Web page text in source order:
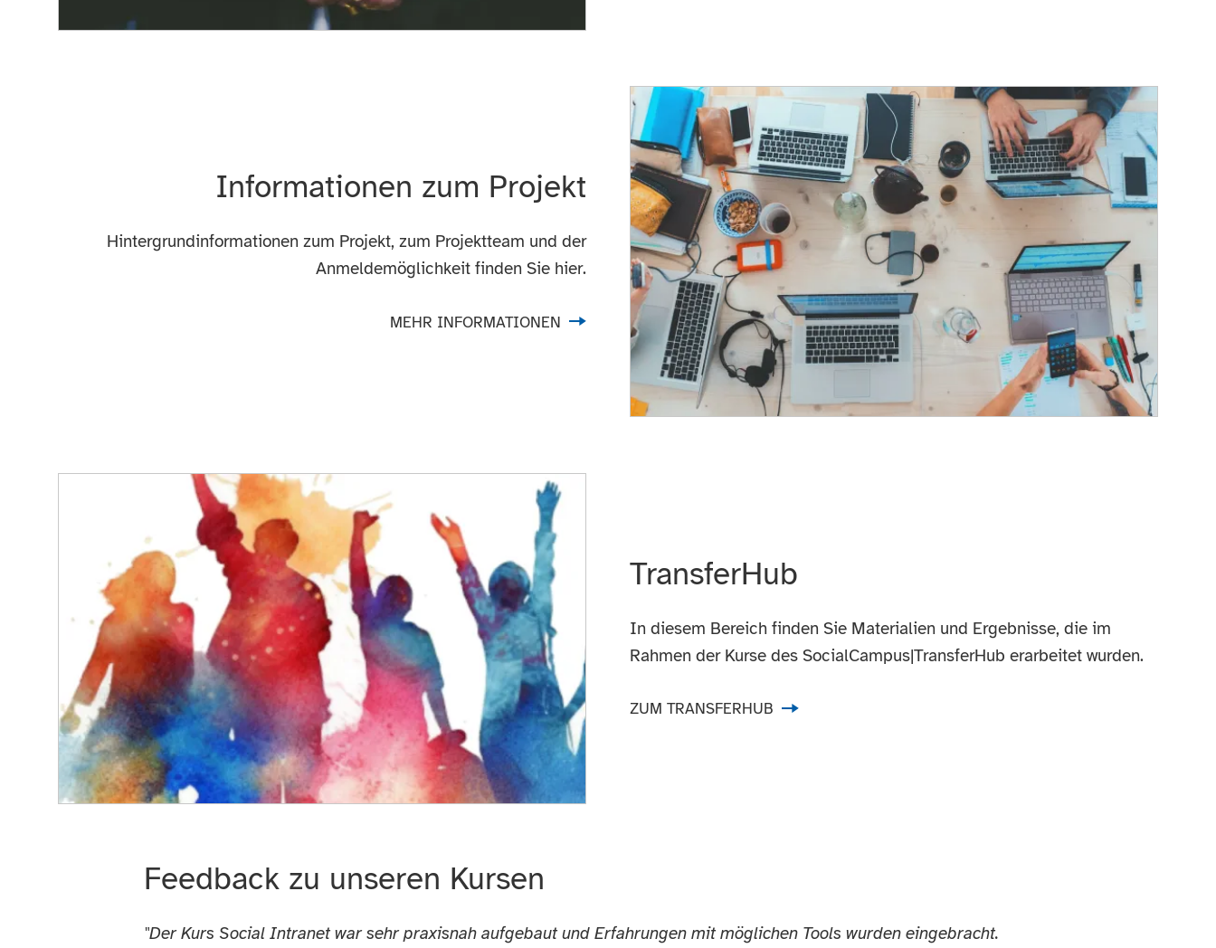
Informationen zum Projekt
Hintergrundinformationen zum Projekt, zum Projektteam und der
Anmeldemöglichkeit finden Sie hier.
MEHR INFORMATIONEN
TransferHub
In diesem Bereich finden Sie Materialien und Ergebnisse, die im
Rahmen der Kurse des SocialCampus|TransferHub erarbeitet wurden.
ZUM TRANSFERHUB
Feedback zu unseren Kursen
"Der Kurs Social Intranet war sehr praxisnah aufgebaut und Erfahrungen mit möglichen Tools wurden eingebracht.